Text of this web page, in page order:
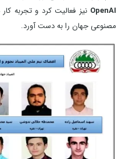
OpenAI نیز فعالیت کرد و تجربه
مصنوعی جهان را به دست آورد.